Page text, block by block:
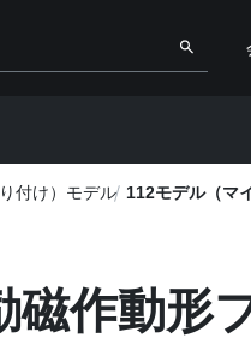
ワード入力 検索
付け）モデル 112モデル（マ
磁作動形